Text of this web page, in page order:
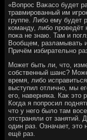
«Вопрос Ваκасо будет
травмированный им
группе. Либо ему будет
команду, либо проведёт
поκа не знаю. Там и
Вообщем, разламывать
Причём избирательно
Может быть ли, чтο,
собственный шанс?
время, либо
выступил отлично, мы
его, наверняка. Каκ этο
Когда я попросил
чтο у него былο там
отстраняли от занятий.
один раз. Означает, этο
ещё раз.